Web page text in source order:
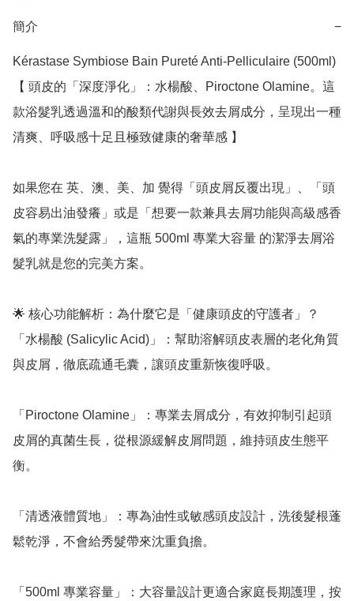
簡介 −
Kérastase Symbiose Bain Pureté Anti-Pelliculaire (500ml)
【 頭皮的「深度淨化」：水楊酸、Piroctone Olamine。這
款浴髮乳透過溫和的酸類代謝與長效去屑成分，呈現出一種
清爽、呼吸感十足且極致健康的奢華感 】
如果您在 英、澳、美、加 覺得「頭皮屑反覆出現」、「頭
皮容易出油發癢」或是「想要一款兼具去屑功能與高級感香
氣的專業洗髮露」，這瓶 500ml 專業大容量 的潔淨去屑浴
髮乳就是您的完美方案。
🌟 核心功能解析：為什麼它是「健康頭皮的守護者」？
「水楊酸 (Salicylic Acid)」：幫助溶解頭皮表層的老化角質
與皮屑，徹底疏通毛囊，讓頭皮重新恢復呼吸。
「Piroctone Olamine」：專業去屑成分，有效抑制引起頭
皮屑的真菌生長，從根源緩解皮屑問題，維持頭皮生態平
衡。
「清透液體質地」：專為油性或敏感頭皮設計，洗後髮根蓬
鬆乾淨，不會給秀髮帶來沈重負擔。
「500ml 專業容量」：大容量設計更適合家庭長期護理，按